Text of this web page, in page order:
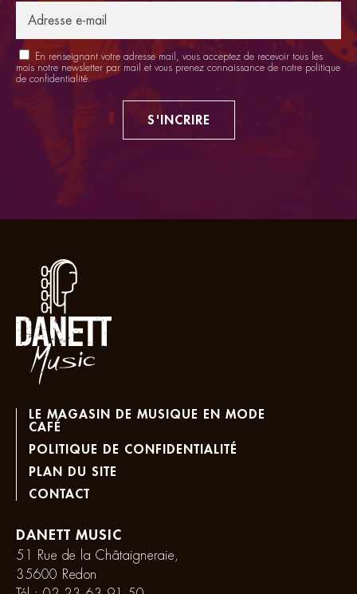
En renseignant votre adresse mail, vous acceptez de recevoir tous les
mois notre newsletter par mail et vous prenez connaissance de notre politique
de confidentialité.
S'INCRIRE
LE MAGASIN DE MUSIQUE EN MODE
CAFÉ
POLITIQUE DE CONFIDENTIALITÉ
PLAN DU SITE
CONTACT
DANETT MUSIC
51 Rue de la Châtaigneraie,
35600 Redon